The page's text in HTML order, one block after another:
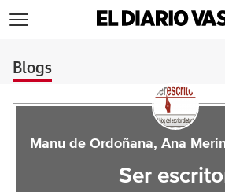
Blogs
Manu de Ordoñana, Ana
Ser